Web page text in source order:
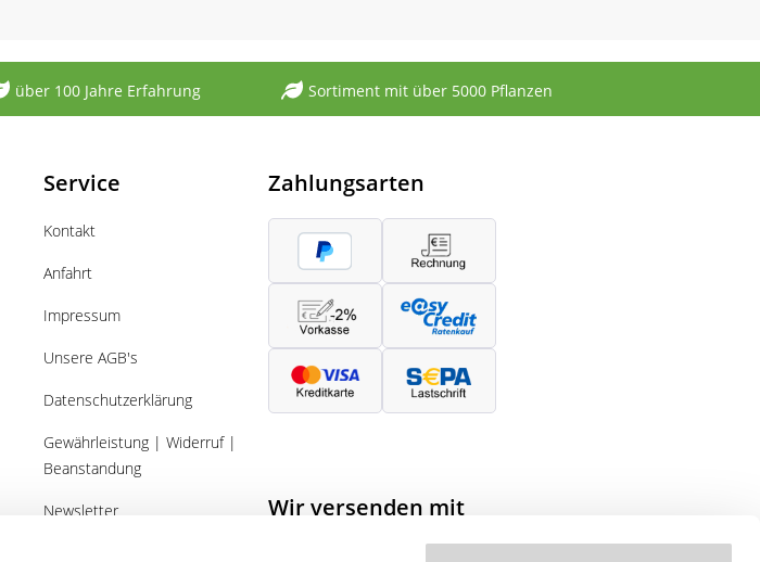
über 100 Jahre Erfahrung Sortiment mit über 5000 Pflanzen
Service
Kontakt
Anfahrt
Impressum
Unsere AGB's
Datenschutzerklärung
Gewährleistung | Widerruf |
Beanstandung
Newsletter
Zahlungsarten
Wir versenden mit